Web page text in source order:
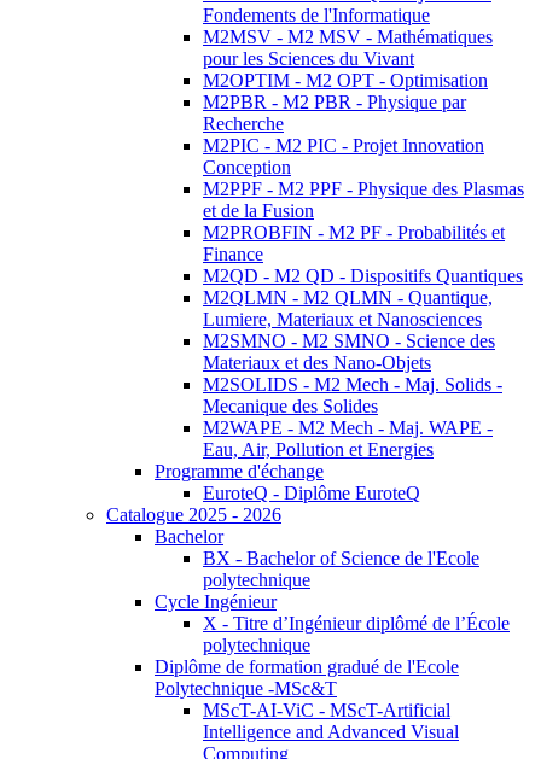
Fondements de l'Informatique
M2MSV - M2 MSV - Mathématiques
pour les Sciences du Vivant
M2OPTIM - M2 OPT - Optimisation
M2PBR - M2 PBR - Physique par
Recherche
M2PIC - M2 PIC - Projet Innovation
Conception
M2PPF - M2 PPF - Physique des Plasmas
et de la Fusion
M2PROBFIN - M2 PF - Probabilités et
Finance
M2QD - M2 QD - Dispositifs Quantiques
M2QLMN - M2 QLMN - Quantique,
Lumiere, Materiaux et Nanosciences
M2SMNO - M2 SMNO - Science des
Materiaux et des Nano-Objets
M2SOLIDS - M2 Mech - Maj. Solids -
Mecanique des Solides
M2WAPE - M2 Mech - Maj. WAPE -
Eau, Air, Pollution et Energies
Programme d'échange
EuroteQ - Diplôme EuroteQ
Catalogue 2025 - 2026
Bachelor
BX - Bachelor of Science de l'Ecole
polytechnique
Cycle Ingénieur
X - Titre d’Ingénieur diplômé de l’École
polytechnique
Diplôme de formation gradué de l'Ecole
Polytechnique -MSc&T
MScT-AI-ViC - MScT-Artificial
Intelligence and Advanced Visual
Computing